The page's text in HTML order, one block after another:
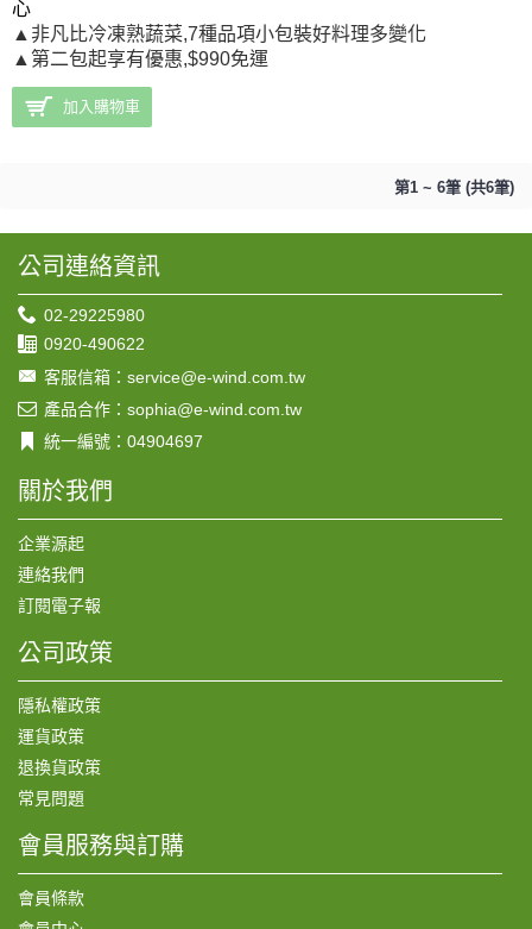
心
▲非凡比冷凍熟蔬菜,7種品項小包裝好料理多變化
▲第二包起享有優惠,$990免運
加入購物車
第1 ~ 6筆 (共6筆)
公司連絡資訊
02-29225980
0920-490622
客服信箱：service@e-wind.com.tw
產品合作：sophia@e-wind.com.tw
統一編號：04904697
關於我們
企業源起
連絡我們
訂閱電子報
公司政策
隱私權政策
運貨政策
退換貨政策
常見問題
會員服務與訂購
會員條款